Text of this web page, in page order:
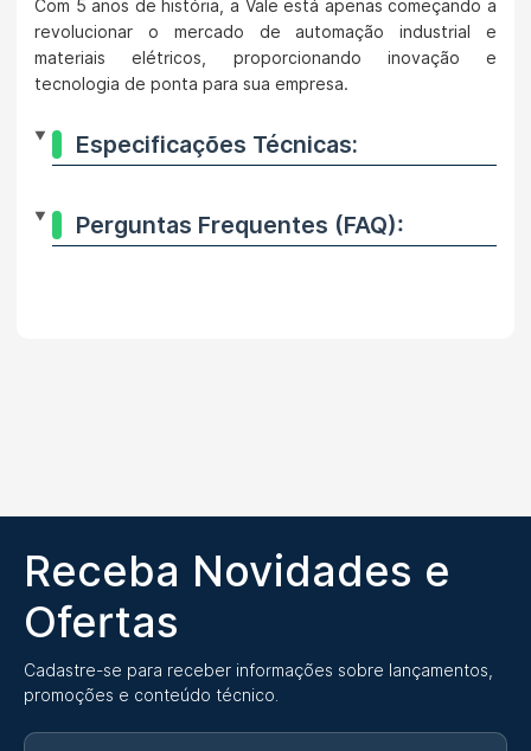
Com 5 anos de história, a Vale está apenas começando a
revolucionar o mercado de automação industrial e
materiais elétricos, proporcionando inovação e
tecnologia de ponta para sua empresa.
Especificações Técnicas:
Perguntas Frequentes (FAQ):
Receba Novidades e
Ofertas
Cadastre-se para receber informações sobre lançamentos,
promoções e conteúdo técnico.